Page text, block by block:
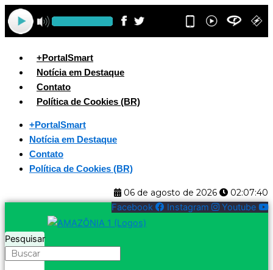
Ir
para
o
+PortalSmart
Notícia em Destaque
Contato
Política de Cookies (BR)
+PortalSmart
Notícia em Destaque
Contato
Política de Cookies (BR)
06 de agosto de 2026
02:07:41
Facebook
Instagram Youtube
Pesquisar